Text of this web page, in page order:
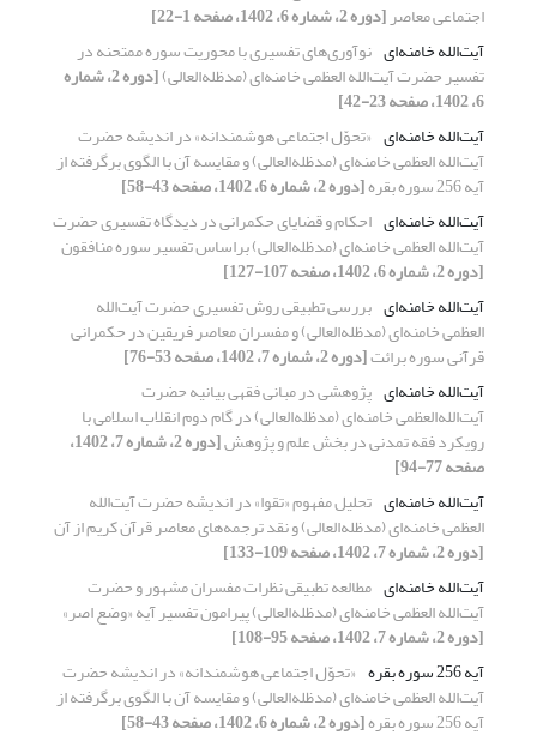
اجتماعی معاصر[دوره 2، شماره 6، 1402، صفحه 1-22]
آیت‌الله خامنه‌ای نوآوری‌های تفسیری با محوریت سوره ممتحنه در
تفسیر حضرت آیت‌الله العظمی خامنه‌ای (مدظله‌العالی) [دوره 2، شماره
6، 1402، صفحه 23-42]
آیت‌الله خامنه‌ای «تحوّل اجتماعی هوشمندانه» در اندیشه حضرت
آیت‌الله العظمی خامنه‌ای (مدظله‌العالی) و مقایسه آن با الگوی برگرفته از
آیه 256 سوره بقره
[دوره 2، شماره 6، 1402، صفحه 43-58]
آیت‌الله خامنه‌ای احکام و قضایای حکمرانی در دیدگاه تفسیری حضرت
آیت‌الله العظمی خامنه‌ای (مدظله‌العالی) براساس تفسیر سوره منافقون
[دوره 2، شماره 6، 1402، صفحه 107-127]
آیت‌الله خامنه‌ای بررسی تطبیقی روش ‌تفسیری حضرت آیت‌الله
العظمی خامنه‌ای (مدظله‌العالی) و مفسران معاصر فریقین در حکمرانی
قرآنی سوره ‌برائت[دوره 2، شماره 7، 1402، صفحه 53-76]
آیت‌الله خامنه‌ای پژوهشی در مبانی فقهی بیانیه حضرت
آیت‌الله‌العظمی خامنه‌ای (مدظله‌العالی) در گام دوم انقلاب اسلامی با
رویکرد فقه تمدنی در‌ بخش علم و پژوهش [دوره 2، شماره 7، 1402،
صفحه 77-94]
آیت‌الله خامنه‌ای تحلیل مفهوم «تقوا» در اندیشه‌ حضرت آیت‌الله
العظمی خامنه‌ای (مدظله‌العالی) و نقد ترجمه‌های معاصر قرآن کریم از آن
[دوره 2، شماره 7، 1402، صفحه 109-133]
آیت‌الله خامنه‌ای مطالعه تطبیقی نظرات مفسران مشهور و حضرت
آیت‌الله العظمی خامنه‌ای (مدظله‌العالی) پیرامون تفسیر آیه «وضع اصر»
[دوره 2، شماره 7، 1402، صفحه 95-108]
آیه 256 سوره بقره
«تحوّل اجتماعی هوشمندانه» در اندیشه حضرت
آیت‌الله العظمی خامنه‌ای (مدظله‌العالی) و مقایسه آن با الگوی برگرفته از
آیه 256 سوره بقره [دوره 2، شماره 6، 1402، صفحه 43-58]